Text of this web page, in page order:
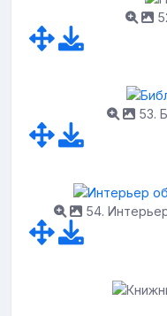
53.
54.